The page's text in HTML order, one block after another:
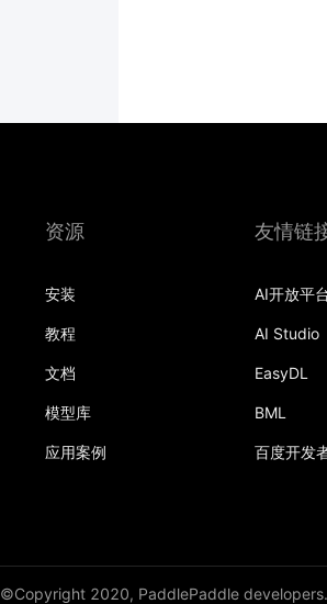
资源
安装
教程
文档
模型库
应用案例
友情链
AI开放平
AI Studio
EasyDL
BML
百度开发
©Copyright 2020, PaddlePaddle developers.